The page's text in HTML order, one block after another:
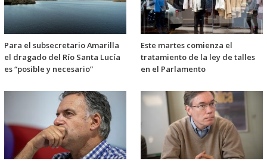
Para el subsecretario Amarilla
el dragado del Río Santa Lucía
es “posible y necesario”
Este martes comienza el
tratamiento de la ley de talles
en el Parlamento